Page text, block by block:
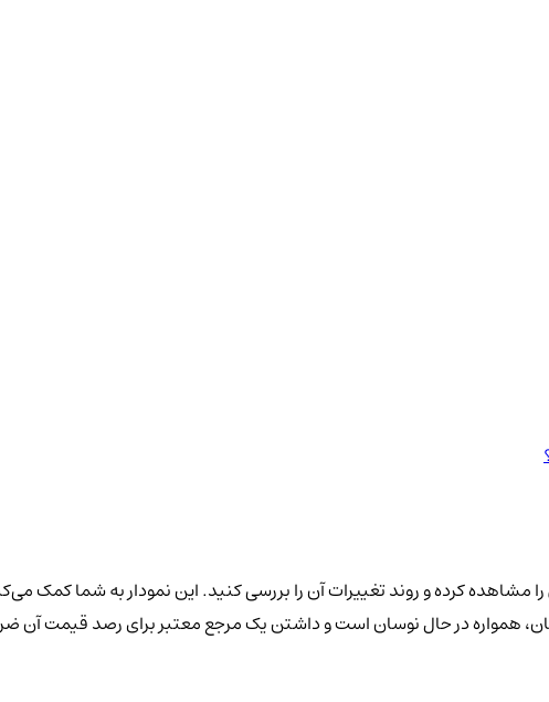
را مشاهده کرده و روند تغییرات آن را بررسی کنید. این نمودار به شما کمک
همواره در حال نوسان است و داشتن یک مرجع معتبر برای رصد قیمت آن